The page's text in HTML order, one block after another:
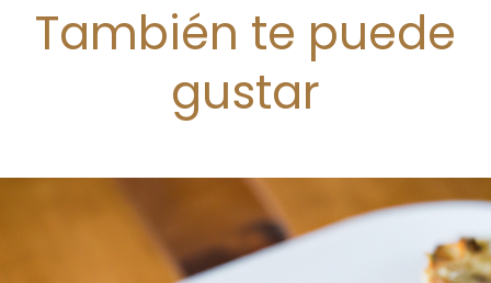
También te puede
gustar